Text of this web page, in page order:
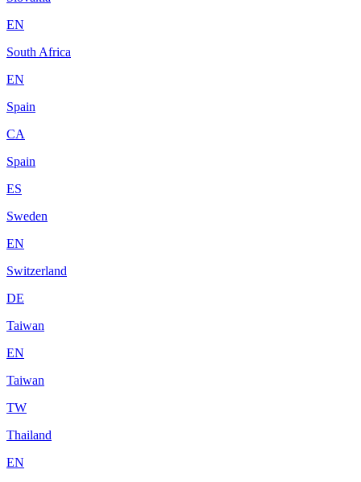
EN
South Africa
EN
Spain
CA
Spain
ES
Sweden
EN
Switzerland
DE
Taiwan
EN
Taiwan
TW
Thailand
EN